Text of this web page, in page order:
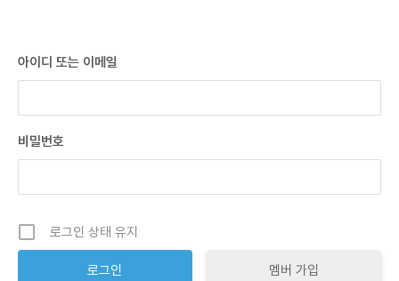
아이디 또는 이메일
비밀번호
로그인 상태 유지
멤버 가입